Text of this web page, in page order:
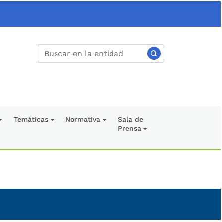
Temáticas Normativa
Sala de
Prensa